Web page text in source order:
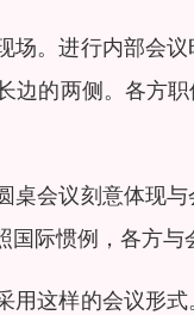
。进行内部会
的两侧。各方
会议刻意体现
际惯例，各方与
这样的会议形